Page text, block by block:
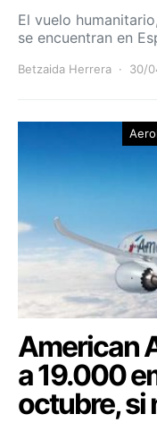
El vuelo
se encuentran en
Betzaida Herrera 30/
American
a 19.000
octubre, si